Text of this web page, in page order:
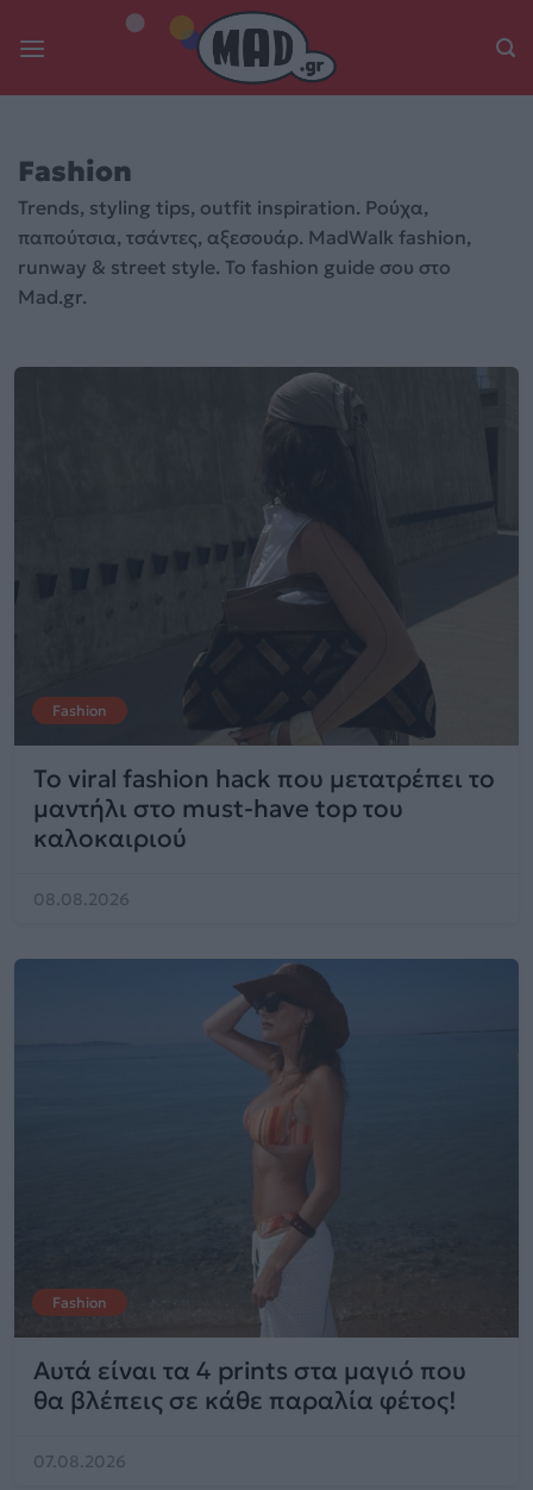
Fashion
Trends, styling tips, outfit inspiration. Ρούχα,
παπούτσια, τσάντες, αξεσουάρ. MadWalk fashion,
runway & street style. Το fashion guide σου στο
Mad.gr.
Fashion
Το viral fashion hack που μετατρέπει το
μαντήλι στο must-have top του
καλοκαιριού
08.08.2026
Fashion
Αυτά είναι τα 4 prints στα μαγιό που
θα βλέπεις σε κάθε παραλία φέτος!
07.08.2026